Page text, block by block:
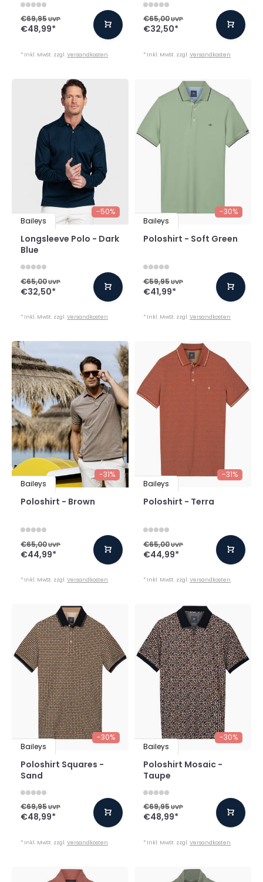
€69,95UVP
€48,99*
* Inkl. MwSt. zzgl. Versandkosten
€65,00UVP
€32,50*
* Inkl. MwSt. zzgl. Versandkosten
-50%
Baileys
Longsleeve Polo - Dark
Blue
€65,00UVP
€32,50*
* Inkl. MwSt. zzgl.Versandkosten
-30%
Baileys
Poloshirt - Soft Green
€59,95UVP
€41,99*
* Inkl. MwSt. zzgl.Versandkosten
-31%
Baileys
Poloshirt - Brown
€65,00UVP
€44,99*
* Inkl. MwSt. zzgl.Versandkosten
-31%
Baileys
Poloshirt - Terra
€65,00UVP
€44,99*
* Inkl. MwSt. zzgl.Versandkosten
-30%
Baileys
Poloshirt Squares -
Sand
€69,95UVP
€48,99*
* Inkl. MwSt. zzgl.Versandkosten
-30%
Baileys
Poloshirt Mosaic -
Taupe
€69,95UVP
€48,99*
* Inkl. MwSt. zzgl.Versandkosten